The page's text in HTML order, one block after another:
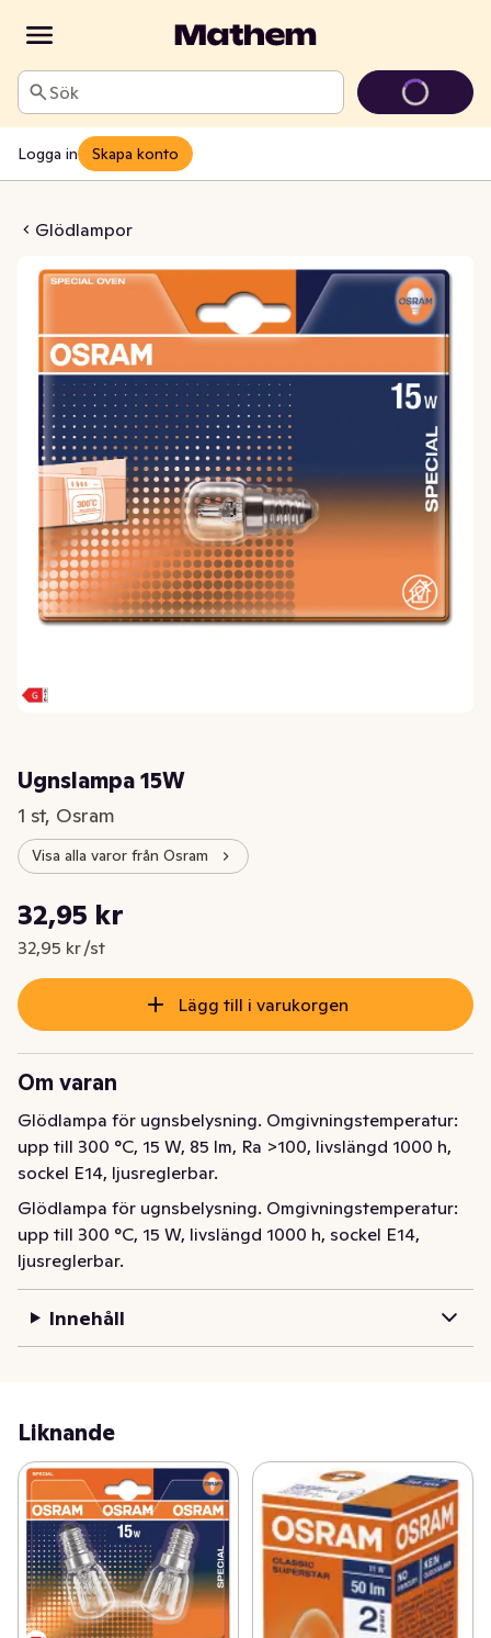
Sök
Logga in Skapa konto
Glödlampor
15W
Ugnslampa 15W
1 st, Osram
Visa alla varor från Osram
Nuvarande pris är: 32,95 kr
32,95 kr
32,95 kr /st
Styckpris: 32,95 kr /st
Lägg till i varukorgen
Om varan
Glödlampa för ugnsbelysning. Omgivningstemperatur:
upp till 300 °C, 15 W, 85 lm, Ra >100, livslängd 1000 h,
sockel E14, ljusreglerbar.
Glödlampa för ugnsbelysning. Omgivningstemperatur:
upp till 300 °C, 15 W, livslängd 1000 h, sockel E14,
ljusreglerbar.
Innehåll
Liknande